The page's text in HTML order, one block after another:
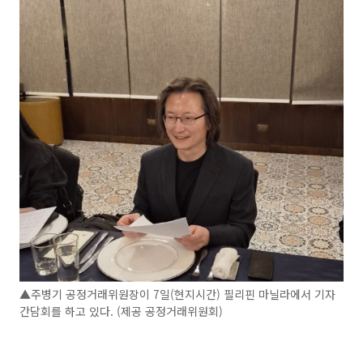
▲주병기 공정거래위원장이 7일(현지시간) 필리핀 마닐라에서 기자
간담회를 하고 있다. (제공 공정거래위원회)